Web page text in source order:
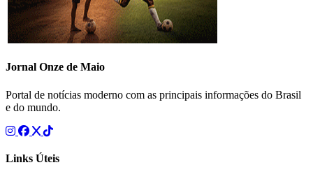
Jornal Onze de Maio
Portal de notícias moderno com as principais informações do Brasil
e do mundo.
Links Úteis